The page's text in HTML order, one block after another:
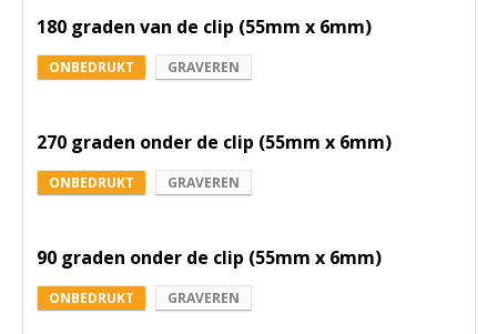
180 graden van de clip (55mm x 6mm)
ONBEDRUKT GRAVEREN
270 graden onder de clip (55mm x 6mm)
ONBEDRUKT GRAVEREN
90 graden onder de clip (55mm x 6mm)
ONBEDRUKT GRAVEREN